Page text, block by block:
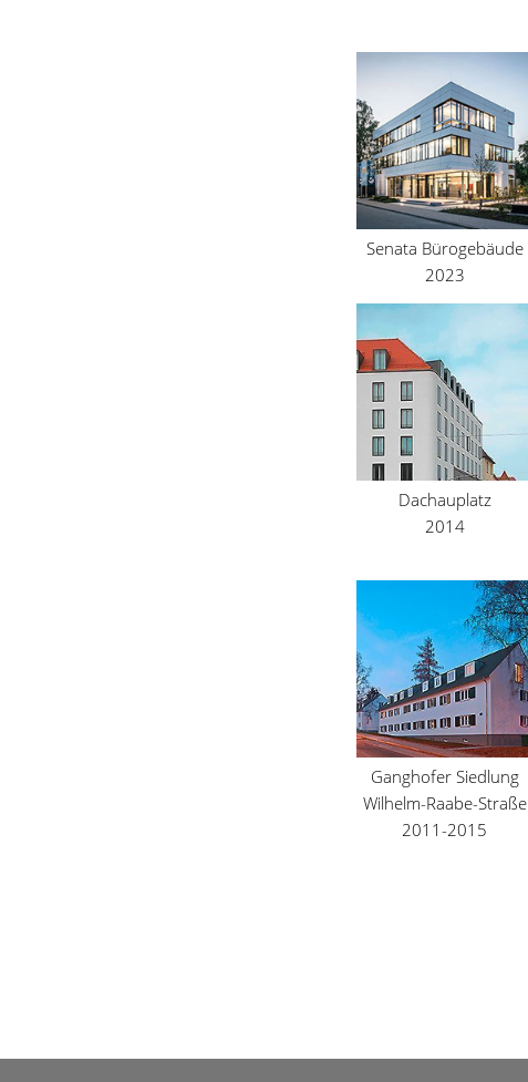
Senata Bürogebäude
2023
Dachauplatz
2014
Ganghofer Siedlung
Wilhelm-Raabe-Straße
2011-2015